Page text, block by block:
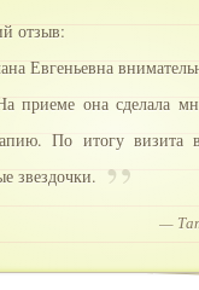
отзыв:
Евгеньевна
приеме она сделала
По итогу визита
звездочки.
—